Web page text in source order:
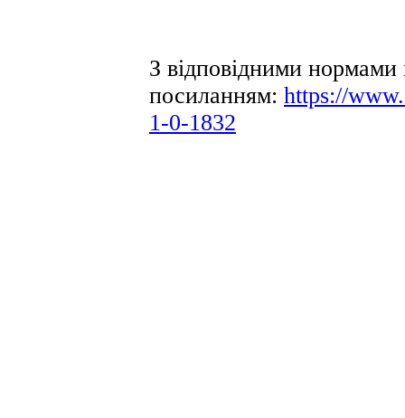
З відповідними
посиланням: https://
1-0-1832